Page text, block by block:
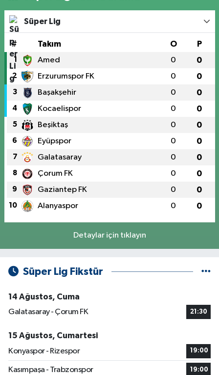
Süper Lig
# Takım O P
1 Amed 0 0
2 Erzurumspor FK 0 0
3 Başakşehir 0 0
4 Kocaelispor 0 0
5 Beşiktaş 0 0
6 Eyüpspor 0 0
7 Galatasaray 0 0
8 Çorum FK 0 0
9 Gaziantep FK 0 0
10 Alanyaspor 0 0
Detaylar için tıklayın
Süper Lig Fikstür
14 Ağustos, Cuma
Galatasaray - Çorum FK
21:30
15 Ağustos, Cumartesi
Konyaspor - Rizespor
19:00
Kasımpaşa - Trabzonspor 19:00